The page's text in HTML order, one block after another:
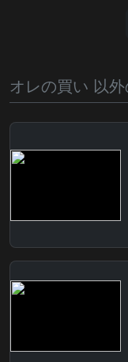
オレの買い 以